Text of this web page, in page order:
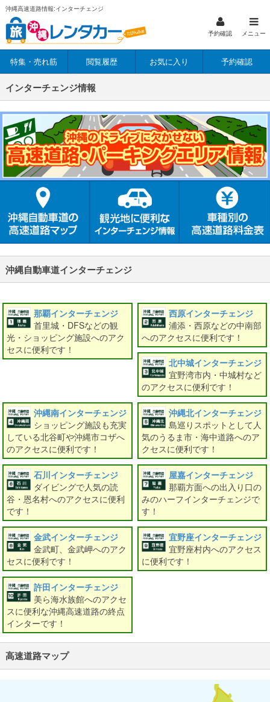
沖縄高速道路情報:インターチェンジ
予約確認 メニュー
特集・売れ筋 閲覧履歴 お気に入り 予約確認
インターチェンジ情報
沖縄自動車道インターチェンジ
那覇インターチェンジ
首里城・DFSなどの観
光・ショッピング施設へのアク
セスに便利です！
西原インターチェンジ
浦添・西原などの中南部
へのアクセスに便利です！
北中城インターチェンジ
宜野湾市内・中城村など
のアクセスに便利です！
沖縄南インターチェンジ
ショッピング施設も充実
している北谷町や沖縄市コザへ
のアクセスに便利です！
沖縄北インターチェンジ
島巡りスポットとして人
気のうるま市・海中道路へのア
クセスに便利です！
石川インターチェンジ
ダイビングで人気の読
谷・恩名村へのアクセスに便利
です！
屋嘉インターチェンジ
那覇方面への出入り口の
みのハーフインターチェンジで
す！
金武インターチェンジ
金武町、金武岬へのアク
セスに便利です！
宜野座インターチェンジ
宜野座村内へのアクセス
に便利です！
許田インターチェンジ
美ら海水族館へのアクセ
スに便利な沖縄高速道路の終点
インターです！
高速道路マップ